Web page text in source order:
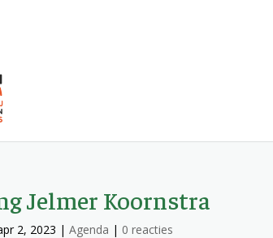
Jelmer Koornstra
2, 2023 |Agenda | 0 reacties